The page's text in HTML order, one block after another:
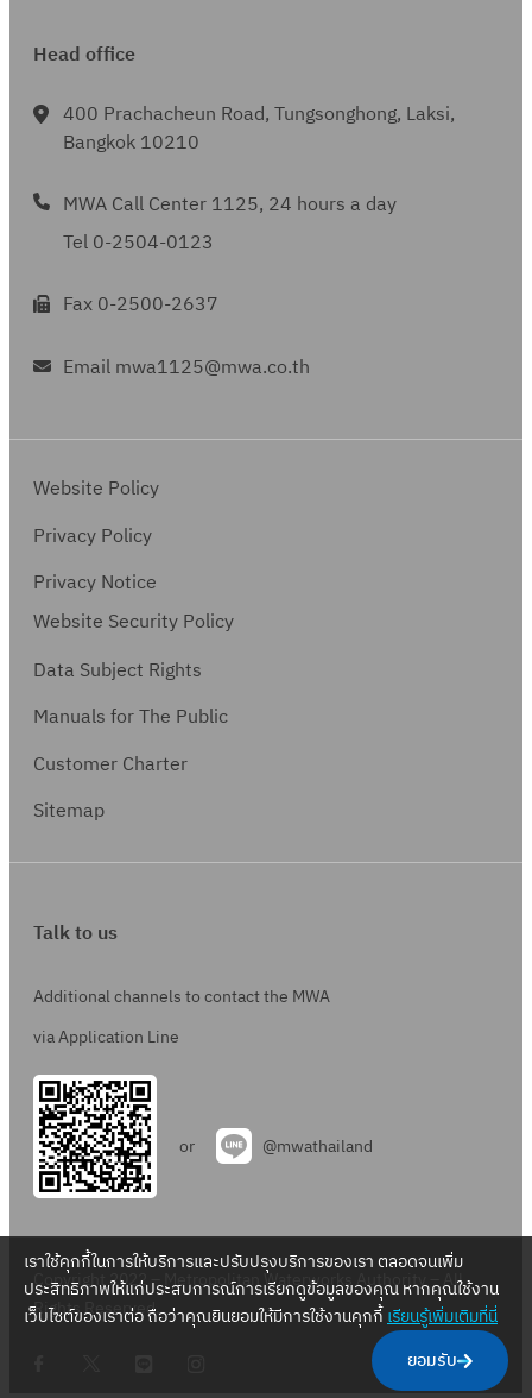
Head office
400 Prachacheun Road, Tungsonghong, Laksi,
Bangkok 10210
MWA Call Center 1125, 24 hours a day
Tel 0-2504-0123
Fax 0-2500-2637
Email mwa1125@mwa.co.th
Website Policy
Privacy Policy
Privacy Notice
Website Security Policy
Data Subject Rights
Manuals for The Public
Customer Charter
Sitemap
Talk to us
Additional channels to contact the MWA
via Application Line
or @mwathailand
Copyright 2022 – Metropolitan Waterworks Authority – All
Rights Reserved.
เราใช้คุกกี้ในการให้บริการและปรับปรุงบริการของเรา ตลอดจนเพิ่ม
ประสิทธิภาพให้แก่ประสบการณ์การเรียกดูข้อมูลของคุณ หากคุณใช้งาน
เว็บไซต์ของเราต่อ ถือว่าคุณยินยอมให้มีการใช้งานคุกกี้เรียนรู้เพิ่มเติมที่นี่
ยอมรับ